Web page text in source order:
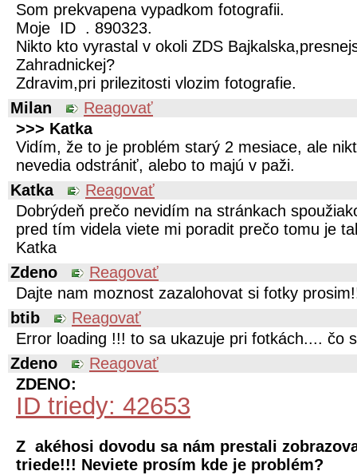
Som prekvapena vypadkom fotografii.
Moje ID . 890323.
Nikto kto vyrastal v okoli ZDS
Zahradnickej?
Zdravim,pri prilezitosti vlozim fotografie.
Milan
Reagovať
>>> Katka
Vidím, že to je problém starý 2 mesiace, ale
nevedia odstrániť, alebo to majú v paži.
Katka
Reagovať
Dobrýdeň prečo nevidím na stránkach
pred tím videla viete mi poradit prečo tomu je
Katka
Zdeno
Reagovať
Dajte nam moznost zazalohovat si fotky
btib
Reagovať
Error loading !!! to sa ukazuje pri fotkách.... čo
Zdeno
Reagovať
ZDENO:
ID triedy: 42653
Z akéhosi dovodu sa nám prestali
triede!!! Neviete prosím kde je problém?